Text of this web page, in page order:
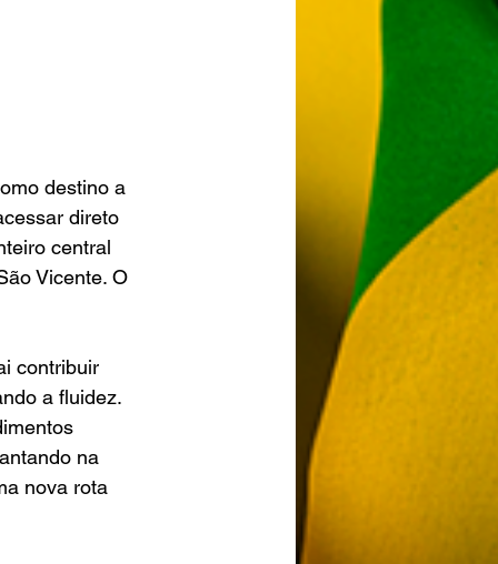
destino a
direto
central
Vicente. O
contribuir
a fluidez.
na
nova rota